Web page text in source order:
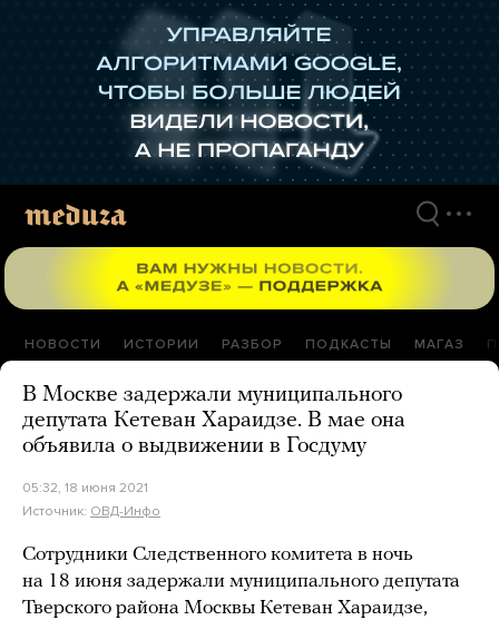
НОВОСТИ ИСТОРИИ РАЗБОР ПОДКАСТЫ МАГАЗ
В Москве задержали муниципального
депутата Кетеван Хараидзе. В мае она
объявила о выдвижении в Госдуму
05:32, 18 июня 2021
Источник: ОВД-Инфо
Сотрудники Следственного комитета в ночь
на 18 июня задержали муниципального депутата
Тверского района Москвы Кетеван Хараидзе,